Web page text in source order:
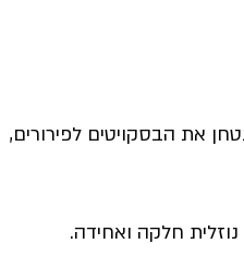
את הבסקויטים לפירורים,
חלקה ואחידה.